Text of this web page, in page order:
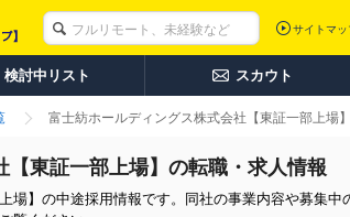
サイトマッ
検討中リスト スカウト
富士紡ホールディングス株式会社【東証一部上場
東証一部上場】の転職・求人情報
場】の中途採用情報です。同社の事業内容や募集